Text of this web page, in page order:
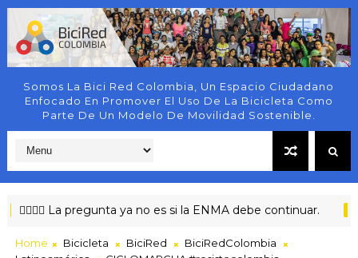
Somos La Bici Red Colombia, Un Espacio Ciudadano
Enfocado En Promover El Uso De La Bicicleta Como
Parte De Un Modelo De Movilidad Sostenible.
La pregunta ya no es si la ENMA debe continuar.
Home Bicicleta BiciRed
BiciRedColombia